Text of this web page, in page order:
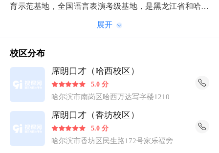
育示范基地，全国语言表演考级基地，是黑龙江省和哈尔
即从幼儿口才，少儿口才到青少年口才，大学生口才及成
人口才培训系统，其科学的管理模式和先进的教学方法，
已成为全国口才培训的教育品牌。十多年来培训了数万人
的演讲口才能力，改变了他们的命运，成就了他们的梦
校区分布
席朗口才（哈西校区）
5.0 分
哈尔滨市南岗区哈西万达写字楼1210
席朗口才（香坊校区）
5.0 分
哈尔滨市香坊区民生路172号家乐福旁